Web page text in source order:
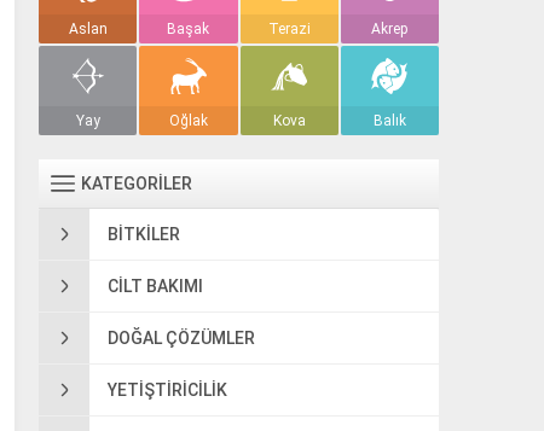
Aslan Başak Terazi Akrep
Yay Oğlak Kova Balık
KATEGORİLER
BITKILER
CILT BAKIMI
DOĞAL ÇÖZÜMLER
YETIŞTIRICILIK